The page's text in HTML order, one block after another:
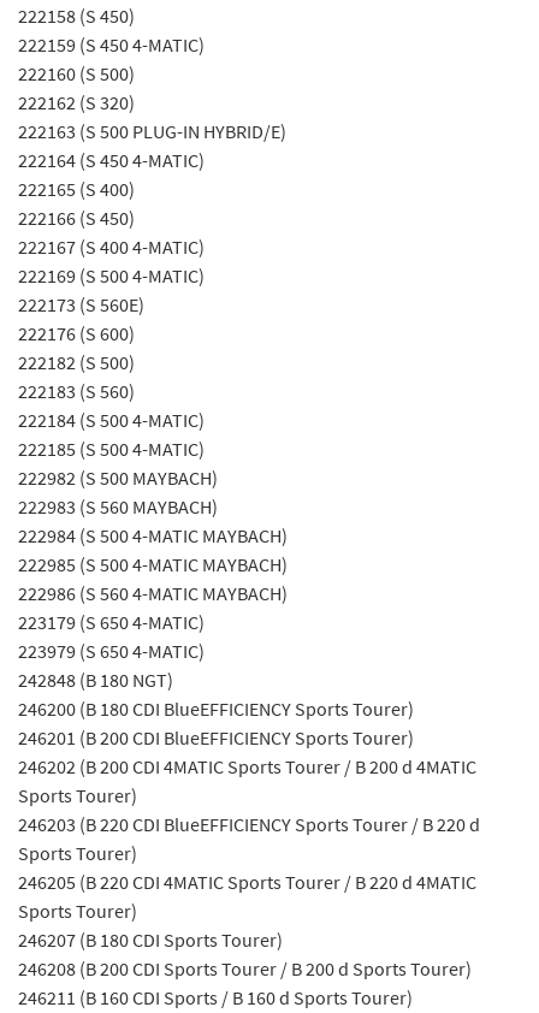
222158 (S 450)
222159 (S 450 4-MATIC)
222160 (S 500)
222162 (S 320)
222163 (S 500 PLUG-IN HYBRID/E)
222164 (S 450 4-MATIC)
222165 (S 400)
222166 (S 450)
222167 (S 400 4-MATIC)
222169 (S 500 4-MATIC)
222173 (S 560E)
222176 (S 600)
222182 (S 500)
222183 (S 560)
222184 (S 500 4-MATIC)
222185 (S 500 4-MATIC)
222982 (S 500 MAYBACH)
222983 (S 560 MAYBACH)
222984 (S 500 4-MATIC MAYBACH)
222985 (S 500 4-MATIC MAYBACH)
222986 (S 560 4-MATIC MAYBACH)
223179 (S 650 4-MATIC)
223979 (S 650 4-MATIC)
242848 (B 180 NGT)
246200 (B 180 CDI BlueEFFICIENCY Sports Tourer)
246201 (B 200 CDI BlueEFFICIENCY Sports Tourer)
246202 (B 200 CDI 4MATIC Sports Tourer / B 200 d 4MATIC
Sports Tourer)
246203 (B 220 CDI BlueEFFICIENCY Sports Tourer / B 220 d
Sports Tourer)
246205 (B 220 CDI 4MATIC Sports Tourer / B 220 d 4MATIC
Sports Tourer)
246207 (B 180 CDI Sports Tourer)
246208 (B 200 CDI Sports Tourer / B 200 d Sports Tourer)
246211 (B 160 CDI Sports / B 160 d Sports Tourer)